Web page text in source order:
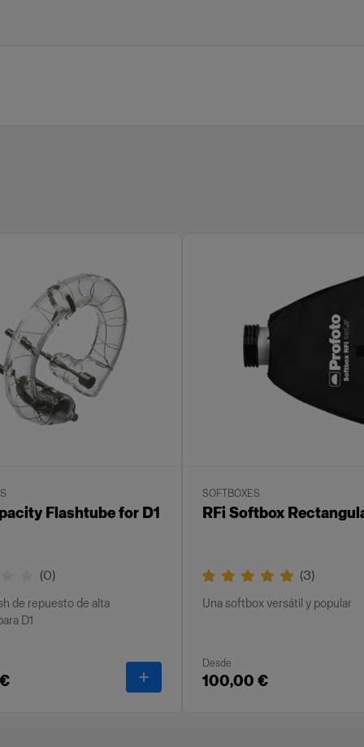
Flashtube for D1
(0)
de repuesto de alta
D1
High Capacity Flashtube for D1
SOFTBOXES
RFi Softbox
(3)
Una softbox versátil y popular
Desde
100,00 €